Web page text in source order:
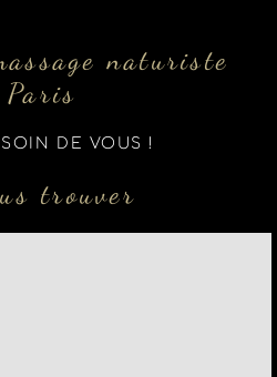
naturiste
DE VOUS !
trouver